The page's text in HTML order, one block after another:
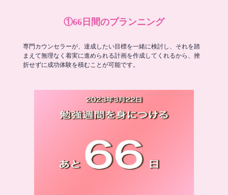
①66日間のプランニング
専門カウンセラーが、達成したい目標を一緒に検討し、それを踏
まえて無理なく着実に進められる計画を作成してくれるから、挫
折せずに成功体験を積むことが可能です。